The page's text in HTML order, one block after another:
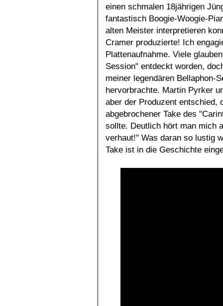
einen schmalen 18jährigen
fantastisch Boogie-Woogie-
alten Meister interpretieren
Cramer produzierte! Ich
Plattenaufnahme. Viele
Session" entdeckt worden,
meiner legendären Bellaphon-
hervorbrachte. Martin Pyrker
aber der Produzent entschied,
abgebrochener Take des
sollte. Deutlich hört man mich
verhaut!" Was daran so lustig
Take ist in die Geschichte